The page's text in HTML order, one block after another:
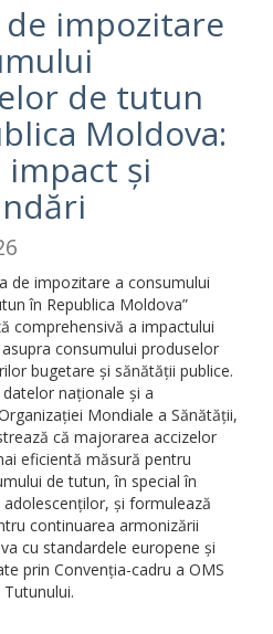
impozitare
de tutun
Moldova:
impact și
de impozitare a consumului
în Republica Moldova”
comprehensivă a impactului
consumului produselor
bugetare și sănătății publice.
naționale și a
Mondiale a Sănătății,
că majorarea accizelor
eficientă măsură pentru
de tutun, în special în
și formulează
continuarea armonizării
cu standardele europene și
prin Convenția-cadru a OMS